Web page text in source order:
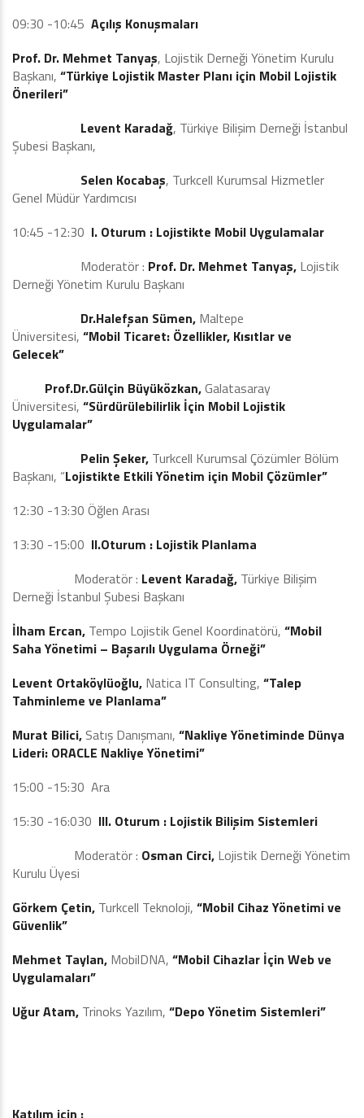
09:30 -10:45 Açılış Konuşmaları
Prof. Dr. Mehmet Tanyaş, Lojistik Derneği Yönetim Kurulu
Başkanı, “Türkiye Lojistik Master Planı için Mobil Lojistik
Önerileri”
Levent Karadağ, Türkiye Bilişim Derneği İstanbul
Şubesi Başkanı,
Selen Kocabaş, Turkcell Kurumsal Hizmetler
Genel Müdür Yardımcısı
10:45 -12:30 I. Oturum : Lojistikte Mobil Uygulamalar
Moderatör : Prof. Dr. Mehmet Tanyaş, Lojistik
Derneği Yönetim Kurulu Başkanı
Dr.Halefşan Sümen, Maltepe
Üniversitesi, “Mobil Ticaret: Özellikler, Kısıtlar ve
Gelecek”
Prof.Dr.Gülçin Büyüközkan,Galatasaray
Üniversitesi, “Sürdürülebilirlik İçin Mobil Lojistik
Uygulamalar”
Pelin Şeker, Turkcell Kurumsal Çözümler Bölüm
Başkanı, “Lojistikte Etkili Yönetim için Mobil Çözümler”
12:30 -13:30 Öğlen Arası
13:30 -15:00 II.Oturum : Lojistik Planlama
Moderatör : Levent Karadağ, Türkiye Bilişim
Derneği İstanbul Şubesi Başkanı
İlham Ercan, Tempo Lojistik Genel Koordinatörü, “Mobil
Saha Yönetimi – Başarılı Uygulama Örneği”
Levent Ortaköylüoğlu, Natica IT Consulting, “Talep
Tahminleme ve Planlama”
Murat Bilici, Satış Danışmanı, “Nakliye Yönetiminde Dünya
Lideri: ORACLE Nakliye Yönetimi”
15:00 -15:30 Ara
15:30 -16:030 III. Oturum : Lojistik Bilişim Sistemleri
Moderatör : Osman Circi, Lojistik Derneği Yönetim
Kurulu Üyesi
Görkem Çetin, Turkcell Teknoloji, “Mobil Cihaz Yönetimi ve
Güvenlik”
Mehmet Taylan, MobilDNA, “Mobil Cihazlar İçin Web ve
Uygulamaları”
Uğur Atam, Trinoks Yazılım, “Depo Yönetim Sistemleri”
Katılım için :